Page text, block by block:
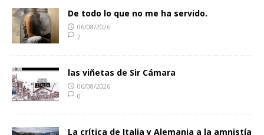
De todo lo que no me ha servido.
06/08/2026
2
las viñetas de Sir Cámara
06/08/2026
0
La crítica de Italia y Alemania a la amnistía